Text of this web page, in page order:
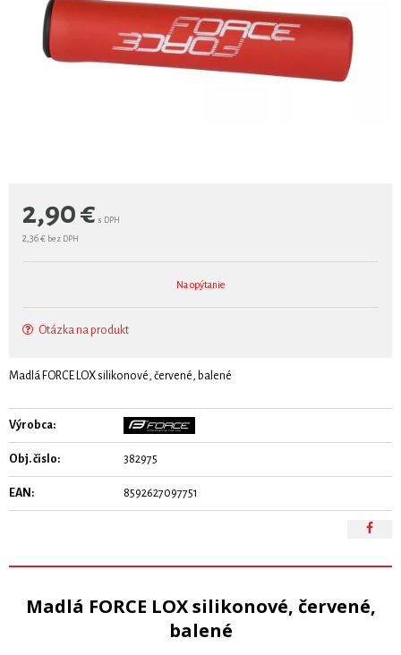
2,90€ s DPH
2,36 € bez DPH
Na opýtanie
Otázka na produkt
Madlá FORCE LOX silikonové, červené, balené
Výrobca:
Obj. čislo: 382975
EAN: 8592627097751
Madlá FORCE LOX silikonové, červené,
balené